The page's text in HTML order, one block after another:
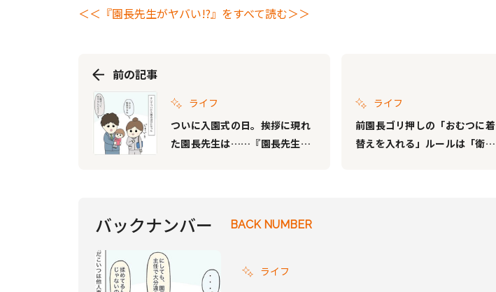
＜＜『園長先生がヤバい!?』をすべて読む＞＞
前の記事
ライフ
ついに入園式の日。挨拶に現れ
た園長先生は……『園長先生が
ライフ
前園長ゴリ押しの「おむつに着
替えを入れる」ルールは「衛生
バックナンバー BACK NUMBER
ライフ